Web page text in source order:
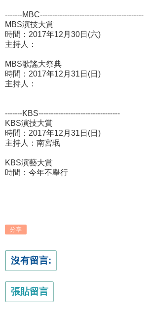
-------MBC------------------------------------------
MBS演技大賞
時間：2017年12月30日(六)
主持人：
MBS歌謠大祭典
時間：2017年12月31日(日)
主持人：
-------KBS---------------------------------
KBS演技大賞
時間：2017年12月31日(日)
主持人：南宮珉
KBS演藝大賞
時間：今年不舉行
分享
沒有留言:
張貼留言